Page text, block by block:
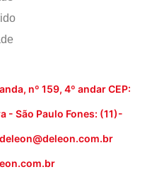
nº 159, 4º andar CEP:
- São Paulo Fones: (11)-